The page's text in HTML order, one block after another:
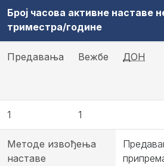
Број часова активне
триместра/године
Предавања Вежбе ДОН
1 1
Методе извођења
наставе